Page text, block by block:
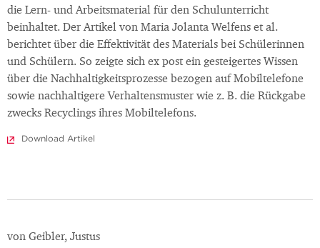
die Lern- und Arbeitsmaterial für den Schulunterricht
beinhaltet. Der Artikel von Maria Jolanta Welfens et al.
berichtet über die Effektivität des Materials bei Schülerinnen
und Schülern. So zeigte sich ex post ein gesteigertes Wissen
über die Nachhaltigkeitsprozesse bezogen auf Mobiltelefone
sowie nachhaltigere Verhaltensmuster wie z. B. die Rückgabe
zwecks Recyclings ihres Mobiltelefons.
Download Artikel
von Geibler, Justus